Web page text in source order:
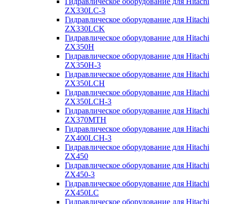
ZX330LC-3
Гидравлическое оборудование для Hitachi
ZX330LCK
Гидравлическое оборудование для Hitachi
ZX350H
Гидравлическое оборудование для Hitachi
ZX350H-3
Гидравлическое оборудование для Hitachi
ZX350LCH
Гидравлическое оборудование для Hitachi
ZX350LCH-3
Гидравлическое оборудование для Hitachi
ZX370MTH
Гидравлическое оборудование для Hitachi
ZX400LCH-3
Гидравлическое оборудование для Hitachi
ZX450
Гидравлическое оборудование для Hitachi
ZX450-3
Гидравлическое оборудование для Hitachi
ZX450LC
Гидравлическое оборудование для Hitachi